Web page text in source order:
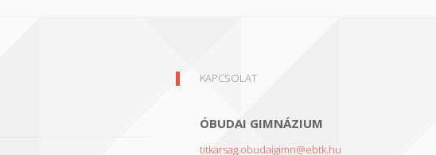
KAPCSOLAT
ÓBUDAI GIMNÁZIUM
titkarsag.obudaigimn@ebtk.hu